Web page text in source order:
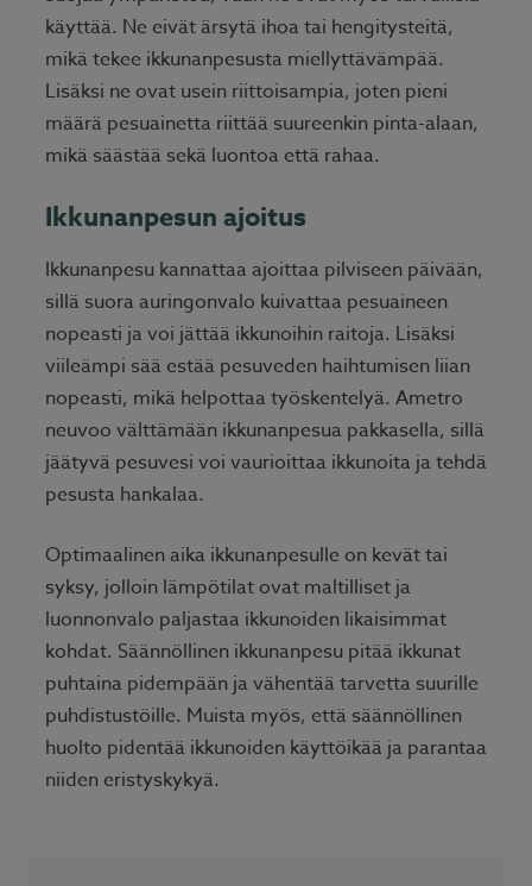
käyttää. Ne eivät ärsytä ihoa tai hengitysteitä,
mikä tekee ikkunanpesusta miellyttävämpää.
Lisäksi ne ovat usein riittoisampia, joten pieni
määrä pesuainetta riittää suureenkin pinta-alaan,
mikä säästää sekä luontoa että rahaa.
Ikkunanpesun ajoitus
Ikkunanpesu kannattaa ajoittaa pilviseen päivään,
sillä suora auringonvalo kuivattaa pesuaineen
nopeasti ja voi jättää ikkunoihin raitoja. Lisäksi
viileämpi sää estää pesuveden haihtumisen liian
nopeasti, mikä helpottaa työskentelyä. Ametro
neuvoo välttämään ikkunanpesua pakkasella, sillä
jäätyvä pesuvesi voi vaurioittaa ikkunoita ja tehdä
pesusta hankalaa.
Optimaalinen aika ikkunanpesulle on kevät tai
syksy, jolloin lämpötilat ovat maltilliset ja
luonnonvalo paljastaa ikkunoiden likaisimmat
kohdat. Säännöllinen ikkunanpesu pitää ikkunat
puhtaina pidempään ja vähentää tarvetta suurille
puhdistustöille. Muista myös, että säännöllinen
huolto pidentää ikkunoiden käyttöikää ja parantaa
niiden eristyskykyä.